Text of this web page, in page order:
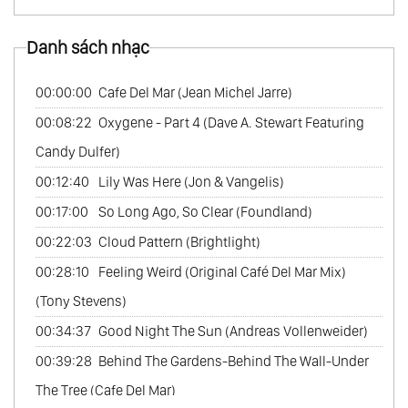
63.The Best Of Cafe Del Mar Music Vol.2
64.The Best Of Cafe Del Mar Music Vol.3
65.The Best Of Cafe Del Mar Music Vol.4
66.The Best Of Cafe Del Mar Music Vol.5
Danh sách nhạc
00:00:00 Cafe Del Mar (Jean Michel Jarre)
00:08:22 Oxygene - Part 4 (Dave A. Stewart Featuring
Candy Dulfer)
00:12:40
Lily Was Here (Jon & Vangelis)
00:17:00
So Long Ago, So Clear (Foundland)
00:22:03 Cloud Pattern (Brightlight)
00:28:10
Feeling Weird (Original Café Del Mar Mix)
(Tony Stevens)
00:34:37 Good Night The Sun (Andreas Vollenweider)
00:39:28 Behind The Gardens-Behind The Wall-Under
The Tree (Cafe Del Mar)